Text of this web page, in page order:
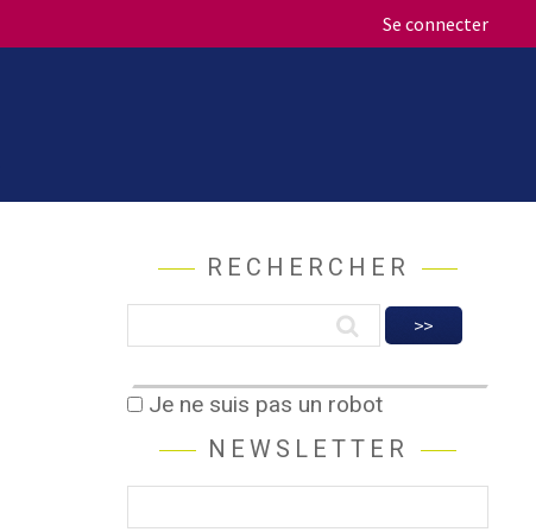
Se connecter
RECHERCHER
Je ne suis pas un robot
NEWSLETTER